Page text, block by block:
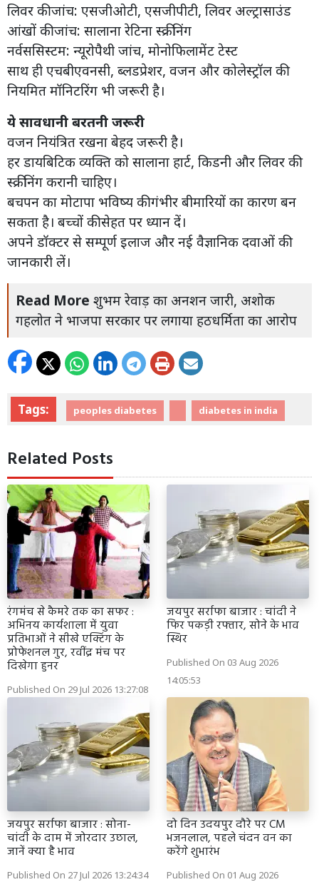
लिवर की जांच: एसजीओटी, एसजीपीटी, लिवर अल्ट्रासाउंड
आंखों की जांच: सालाना रेटिना स्क्रीनिंग
नर्वससिस्टम: न्यूरोपैथी जांच, मोनोफिलामेंट टेस्ट
साथ ही एचबीएवनसी, ब्लडप्रेशर, वजन और कोलेस्ट्रॉल की
नियमित मॉनिटरिंग भी जरूरी है।
ये सावधानी बरतनी जरूरी
वजन नियंत्रित रखना बेहद जरूरी है।
हर डायबिटिक व्यक्ति को सालाना हार्ट, किडनी और लिवर की
स्क्रीनिंग करानी चाहिए।
बचपन का मोटापा भविष्य की गंभीर बीमारियों का कारण बन
सकता है। बच्चों की सेहत पर ध्यान दें।
अपने डॉक्टर से सम्पूर्ण इलाज और नई वैज्ञानिक दवाओं की
जानकारी लें।
Read More शुभम रेवाड़ का अनशन जारी, अशोक
गहलोत ने भाजपा सरकार पर लगाया हठधर्मिता का आरोप
Tags: peoples diabetes diabetes in india
Related Posts
रंगमंच से कैमरे तक का सफर :
अभिनय कार्यशाला में युवा
प्रतिभाओं ने सीखे एक्टिंग के
प्रोफेशनल गुर, रवींद्र मंच पर
दिखेगा हुनर
Published On 29 Jul 2026 13:27:08
जयपुर सर्राफा बाजार : चांदी ने
फिर पकड़ी रफ्तार, सोने के भाव
स्थिर
Published On 03 Aug 2026
14:05:53
जयपुर सर्राफा बाजार : सोना-
चांदी के दाम में जोरदार उछाल,
जानें क्या है भाव
Published On 27 Jul 2026 13:24:34
दो दिन उदयपुर दौरे पर CM
भजनलाल, पहले चंदन वन का
करेंगे शुभारंभ
Published On 01 Aug 2026